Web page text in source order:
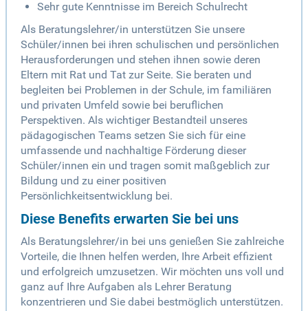
Sehr gute Kenntnisse im Bereich Schulrecht
Als Beratungslehrer/in unterstützen Sie unsere
Schüler/innen bei ihren schulischen und persönlichen
Herausforderungen und stehen ihnen sowie deren
Eltern mit Rat und Tat zur Seite. Sie beraten und
begleiten bei Problemen in der Schule, im familiären
und privaten Umfeld sowie bei beruflichen
Perspektiven. Als wichtiger Bestandteil unseres
pädagogischen Teams setzen Sie sich für eine
umfassende und nachhaltige Förderung dieser
Schüler/innen ein und tragen somit maßgeblich zur
Bildung und zu einer positiven
Persönlichkeitsentwicklung bei.
Diese Benefits erwarten Sie bei uns
Als Beratungslehrer/in bei uns genießen Sie zahlreiche
Vorteile, die Ihnen helfen werden, Ihre Arbeit effizient
und erfolgreich umzusetzen. Wir möchten uns voll und
ganz auf Ihre Aufgaben als Lehrer Beratung
konzentrieren und Sie dabei bestmöglich unterstützen.